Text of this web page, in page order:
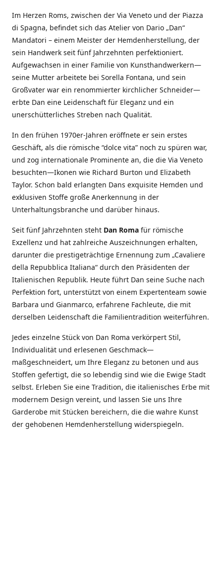
Im Herzen Roms, zwischen der Via Veneto und der Piazza
di Spagna, befindet sich das Atelier von Dario „Dan“
Mandatori – einem Meister der Hemdenherstellung, der
sein Handwerk seit fünf Jahrzehnten perfektioniert.
Aufgewachsen in einer Familie von Kunsthandwerkern—
seine Mutter arbeitete bei Sorella Fontana, und sein
Großvater war ein renommierter kirchlicher Schneider—
erbte Dan eine Leidenschaft für Eleganz und ein
unerschütterliches Streben nach Qualität.
In den frühen 1970er-Jahren eröffnete er sein erstes
Geschäft, als die römische “dolce vita” noch zu spüren war,
und zog internationale Prominente an, die die Via Veneto
besuchten—Ikonen wie Richard Burton und Elizabeth
Taylor. Schon bald erlangten Dans exquisite Hemden und
exklusiven Stoffe große Anerkennung in der
Unterhaltungsbranche und darüber hinaus.
Seit fünf Jahrzehnten steht Dan Roma für römische
Exzellenz und hat zahlreiche Auszeichnungen erhalten,
darunter die prestigeträchtige Ernennung zum „Cavaliere
della Repubblica Italiana“ durch den Präsidenten der
Italienischen Republik. Heute führt Dan seine Suche nach
Perfektion fort, unterstützt von einem Expertenteam sowie
Barbara und Gianmarco, erfahrene Fachleute, die mit
derselben Leidenschaft die Familientradition weiterführen.
Jedes einzelne Stück von Dan Roma verkörpert Stil,
Individualität und erlesenen Geschmack—
maßgeschneidert, um Ihre Eleganz zu betonen und aus
Stoffen gefertigt, die so lebendig sind wie die Ewige Stadt
selbst. Erleben Sie eine Tradition, die italienisches Erbe mit
modernem Design vereint, und lassen Sie uns Ihre
Garderobe mit Stücken bereichern, die die wahre Kunst
der gehobenen Hemdenherstellung widerspiegeln.